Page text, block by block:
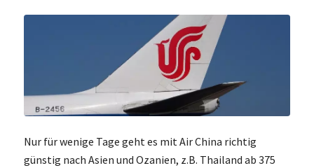
Nur für wenige Tage geht es mit Air China richtig
günstig nach Asien und Ozanien, z.B. Thailand ab 375